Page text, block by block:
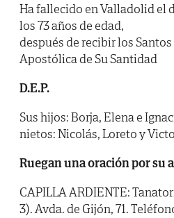
Ha fallecido en Valladolid el
los 73 años de edad,
después de recibir los
Apostólica de Su Santidad
D.E.P.
Sus hijos: Borja, Elena e
nietos: Nicolás, Loreto y
Ruegan una oración por su
CAPILLA ARDIENTE:
3). Avda. de Gijón, 71.